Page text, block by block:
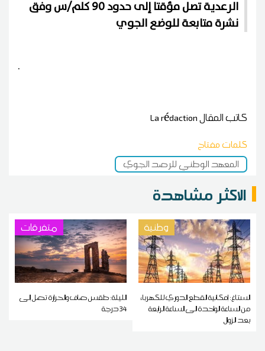
الرعدية تصل مؤقتا إلى حدود 90 كلم/س وفق
نشرة متابعة للوضع الجوي
.
كاتب المقالLa rédaction
كلمات مفتاح
المعهد الوطني للرصد الجوي
الاكثر مشاهدة
وطنية
الستاغ: إمكانية القطع الدوري للكهرباء
من الساعة الواحدة الى الساعة الرابعة
بعد الزوال
متفرقات
الليلة: طقس صاف والحرارة تصل إلى
34 درجة